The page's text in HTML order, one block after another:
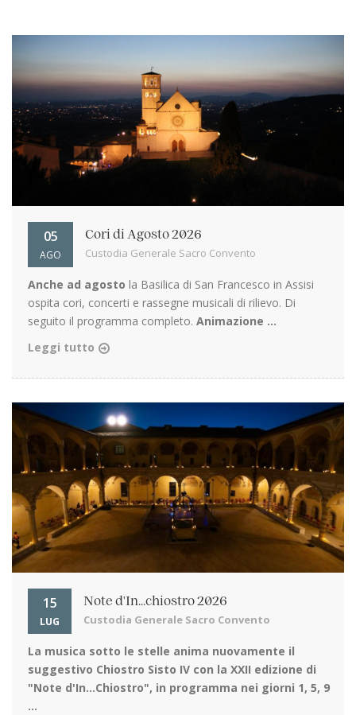
05
AGO
Cori di Agosto 2026
Custodia Generale Sacro Convento
Anche ad agosto la Basilica di San Francesco in Assisi
ospita cori, concerti e rassegne musicali di rilievo. Di
seguito il programma completo. Animazione ...
Leggi tutto
15
LUG
Note d'In...chiostro 2026
Custodia Generale Sacro Convento
La musica sotto le stelle anima nuovamente il
suggestivo Chiostro Sisto IV con la XXII edizione di
"Note d'In…Chiostro", in programma nei giorni 1, 5, 9
...